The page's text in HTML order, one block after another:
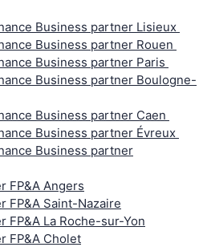
Business partner Lisieux
Business partner Rouen
Business partner Paris
Business partner Boulogne-
Business partner Caen
Business partner Évreux
Business partner
FP&A Angers
FP&A Saint-Nazaire
FP&A La Roche-sur-Yon
FP&A Cholet